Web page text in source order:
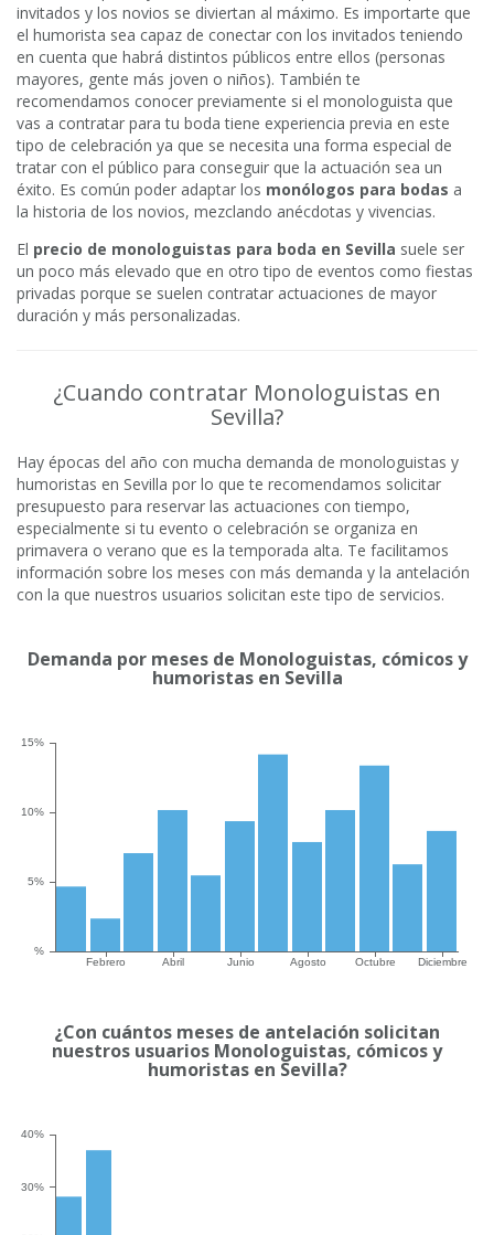
invitados y los novios se diviertan al máximo. Es importarte que
el humorista sea capaz de conectar con los invitados teniendo
en cuenta que habrá distintos públicos entre ellos (personas
mayores, gente más joven o niños). También te
recomendamos conocer previamente si el monologuista que
vas a contratar para tu boda tiene experiencia previa en este
tipo de celebración ya que se necesita una forma especial de
tratar con el público para conseguir que la actuación sea un
éxito. Es común poder adaptar los monólogos para bodas a
la historia de los novios, mezclando anécdotas y vivencias.
El precio de monologuistas para boda en Sevilla suele ser
un poco más elevado que en otro tipo de eventos como fiestas
privadas porque se suelen contratar actuaciones de mayor
duración y más personalizadas.
¿Cuando contratar Monologuistas en
Sevilla?
Hay épocas del año con mucha demanda de monologuistas y
humoristas en Sevilla por lo que te recomendamos solicitar
presupuesto para reservar las actuaciones con tiempo,
especialmente si tu evento o celebración se organiza en
primavera o verano que es la temporada alta. Te facilitamos
información sobre los meses con más demanda y la antelación
con la que nuestros usuarios solicitan este tipo de servicios.
Demanda por meses de Monologuistas, cómicos y
humoristas en Sevilla
¿Con cuántos meses de antelación solicitan
nuestros usuarios Monologuistas, cómicos y
humoristas en Sevilla?